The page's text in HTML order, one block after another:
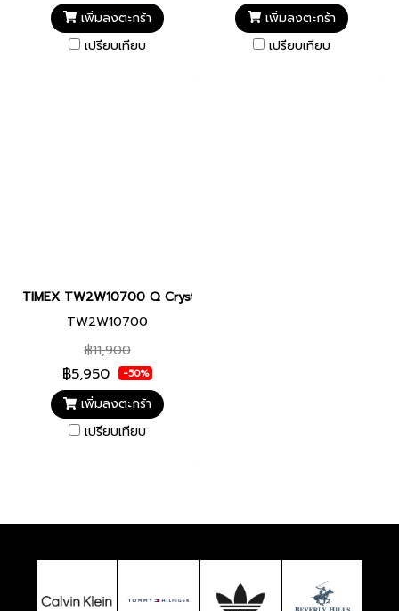
เพิ่มลงตะกร้า
เปรียบเทียบ
เพิ่มลงตะกร้า
เปรียบเทียบ
TIMEX TW2W10700 Q Crystal นาฬิกาข้อมือผู้หญิง สายสแตนเลส
TW2W10700
฿11,900
฿5,950 -50%
เพิ่มลงตะกร้า
เปรียบเทียบ